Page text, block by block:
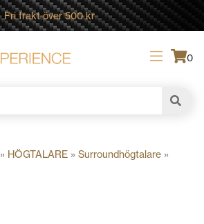
Fri frakt över 500 kr
0
» HÖGTALARE » Surroundhögtalare »